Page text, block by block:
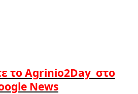
το Agrinio2Day στο
News